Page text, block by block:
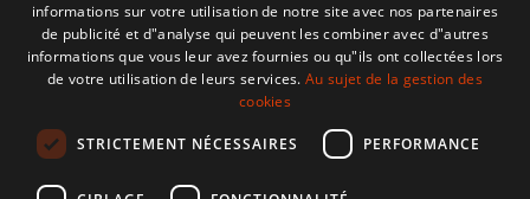
FRENCH
informations sur votre utilisation de notre site avec nos partenaires
de publicité et d"analyse qui peuvent les combiner avec d"autres
informations que vous leur avez fournies ou qu"ils ont collectées lors
de votre utilisation de leurs services.Au sujet de la gestion des
cookies
STRICTEMENT NÉCESSAIRES PERFORMANCE